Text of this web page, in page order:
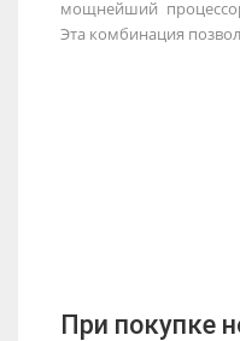
мощнейший
Эта комбинация
При покупке